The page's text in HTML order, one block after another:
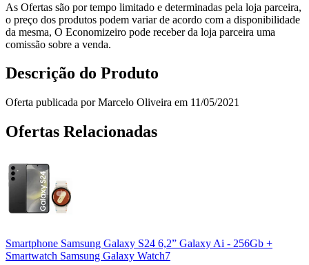
As Ofertas são por tempo limitado e determinadas pela loja parceira,
o preço dos produtos podem variar de acordo com a disponibilidade
da mesma, O Economizeiro pode receber da loja parceira uma
comissão sobre a venda.
Descrição do Produto
Oferta publicada por Marcelo Oliveira em 11/05/2021
Ofertas Relacionadas
Smartphone Samsung Galaxy S24 6,2” Galaxy Ai - 256Gb +
Smartwatch Samsung Galaxy Watch7